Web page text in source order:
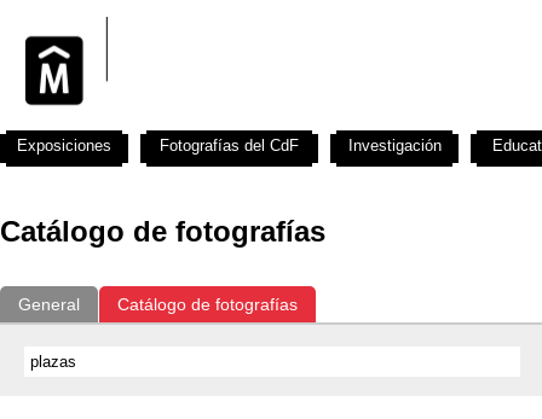
Catálogo de fotografías
General Catálogo de fotografías
Exposiciones Fotografías del CdF Investigación